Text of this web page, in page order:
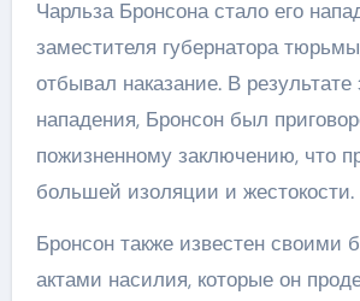
Чарльза Бронсона стало его
заместителя губернатора
отбывал наказание. В результате
нападения, Бронсон был
пожизненному заключению, что
большей изоляции и жестокости.
Бронсон также известен своими
актами насилия, которые он